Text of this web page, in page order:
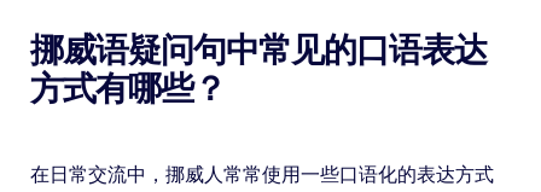
挪威语疑问句中常见的口语表达
方式有哪些？
在日常交流中，挪威人常常使用一些口语化的表达方式